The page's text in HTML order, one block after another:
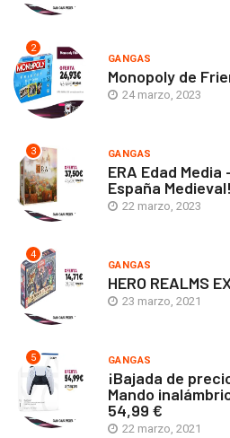
2
GANGAS
Monopoly de
24 marzo, 2023
3 GANGAS
ERA Edad Media
España
22 marzo, 2023
4
GANGAS
HERO REALMS
23 marzo, 2021
5 GANGAS
¡Bajada de
Mando
54,99 €
22 marzo, 2021